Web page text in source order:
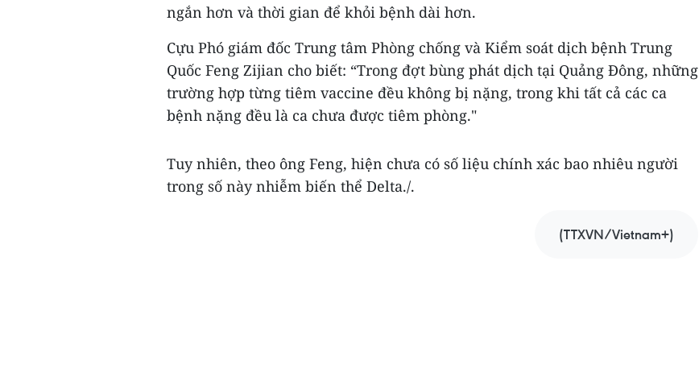
ngắn hơn và thời gian để khỏi bệnh dài hơn.
Cựu Phó giám đốc Trung tâm Phòng chống và Kiểm soát dịch bệnh Trung
Quốc Feng Zijian cho biết: “Trong đợt bùng phát dịch tại Quảng Đông, những
trường hợp từng tiêm vaccine đều không bị nặng, trong khi tất cả các ca
bệnh nặng đều là ca chưa được tiêm phòng."
Tuy nhiên, theo ông Feng, hiện chưa có số liệu chính xác bao nhiêu người
trong số này nhiễm biến thể Delta./.
(TTXVN/Vietnam+)